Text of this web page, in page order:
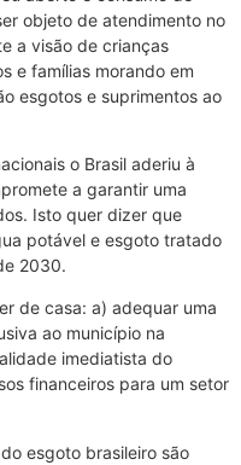
objeto de atendimento no
a visão de crianças
e famílias morando em
esgotos e suprimentos ao
o Brasil aderiu à
a garantir uma
Isto quer dizer que
potável e esgoto tratado
2030.
de casa: a) adequar uma
ao município na
imediatista do
financeiros para um setor
esgoto brasileiro são